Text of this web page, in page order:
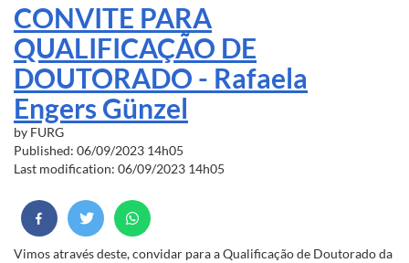
CONVITE PARA
QUALIFICAÇÃO DE
DOUTORADO - Rafaela
Engers Günzel
by FURG
Published: 06/09/2023 14h05
Last modification: 06/09/2023 14h05
Vimos através deste, convidar para a Qualificação de Doutorado da